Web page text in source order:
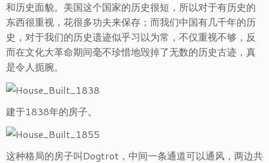
和历史面貌。美国这个国家的历史很短，所以对于有历史的
东西很重视，花很多功夫来保存；而我们中国有几千年的历
史，对于我们的历史遗迹似乎习以为常，不仅重视不够，反
而在文化大革命期间毫不珍惜地毁掉了无数的历史古迹，真
是令人扼腕。
建于1838年的房子。
这种格局的房子叫Dogtrot，中间一条通道可以通风，两边共